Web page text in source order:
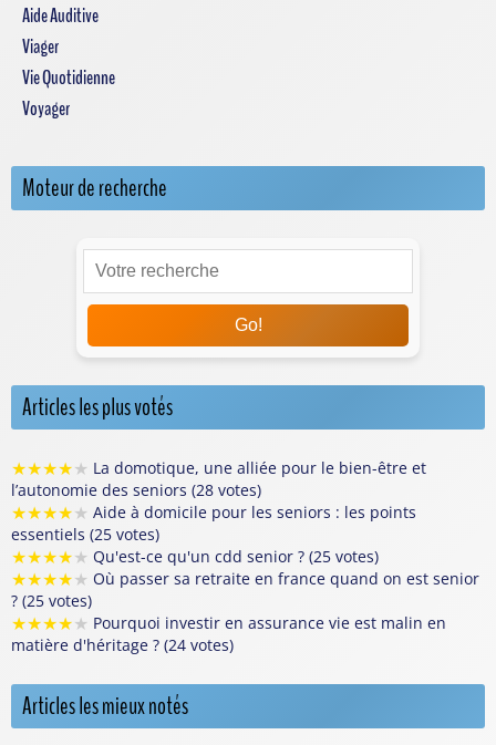
Aide Auditive
Viager
Vie Quotidienne
Voyager
Moteur de recherche
Go!
Articles les plus votés
★★★★★ La domotique, une alliée pour le bien-être et
l’autonomie des seniors (28 votes)
★★★★★ Aide à domicile pour les seniors : les points
essentiels (25 votes)
★★★★★ Qu'est-ce qu'un cdd senior ? (25 votes)
★★★★★ Où passer sa retraite en france quand on est senior
? (25 votes)
★★★★★ Pourquoi investir en assurance vie est malin en
matière d'héritage ? (24 votes)
Articles les mieux notés